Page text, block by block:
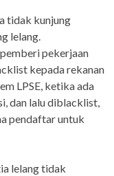
tidak kunjung
lelang.
pekerjaan
kepada rekanan
LPSE, ketika ada
dan lalu diblacklist,
pendaftar untuk
lelang tidak